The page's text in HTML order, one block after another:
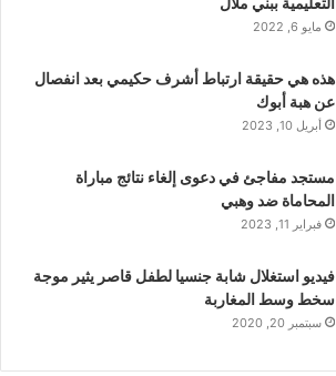
مايو 6, 2022
هذه هي حقيقة ارتباط أشرف حكيمي بعد انفصال
عن هبة أبوك
أبريل 10, 2023
مستجد مفاجئ في دعوى إلغاء نتائج مباراة
المحاماة ضد وهبي
فبراير 11, 2023
فيديو استغلال شابة جنسيا لطفل قاصر يثير موجة
سخط وسط المغاربة
سبتمبر 20, 2020